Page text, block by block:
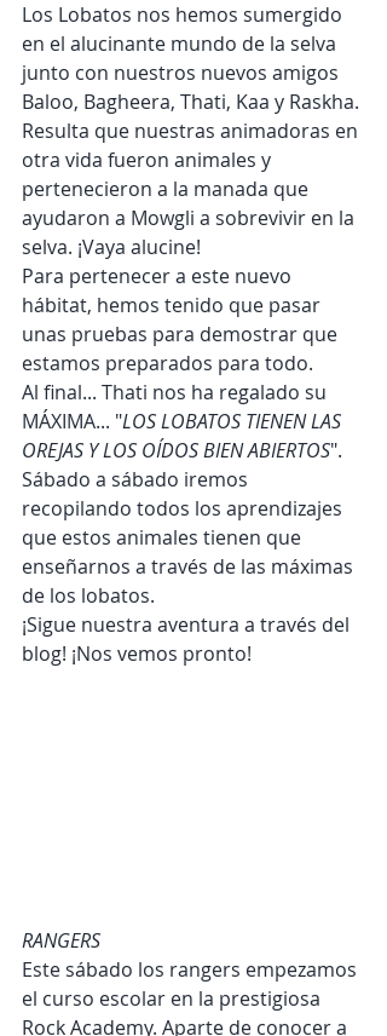
Los Lobatos nos hemos sumergido
en el alucinante mundo de la selva
junto con nuestros nuevos amigos
Baloo, Bagheera, Thati, Kaa y Raskha.
Resulta que nuestras animadoras en
otra vida fueron animales y
pertenecieron a la manada que
ayudaron a Mowgli a sobrevivir en la
selva. ¡Vaya alucine!
Para pertenecer a este nuevo
hábitat, hemos tenido que pasar
unas pruebas para demostrar que
estamos preparados para todo.
Al final... Thati nos ha regalado su
MÁXIMA... "LOS LOBATOS TIENEN LAS
OREJAS Y LOS OÍDOS BIEN ABIERTOS".
Sábado a sábado iremos
recopilando todos los aprendizajes
que estos animales tienen que
enseñarnos a través de las máximas
de los lobatos.
¡Sigue nuestra aventura a través del
blog! ¡Nos vemos pronto!
RANGERS
Este sábado los rangers empezamos
el curso escolar en la prestigiosa
Rock Academy. Aparte de conocer a